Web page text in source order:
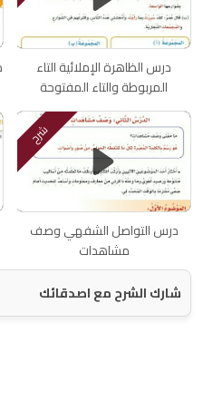
درس الظاهرة الإملائية التاء
المربوطة والتاء المفتوحة
شرح
درس التواصل الشفهي وصف
مشاهدات
شارك الشرح مع اصدقائك